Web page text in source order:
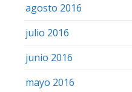
agosto 2016
julio 2016
junio 2016
mayo 2016